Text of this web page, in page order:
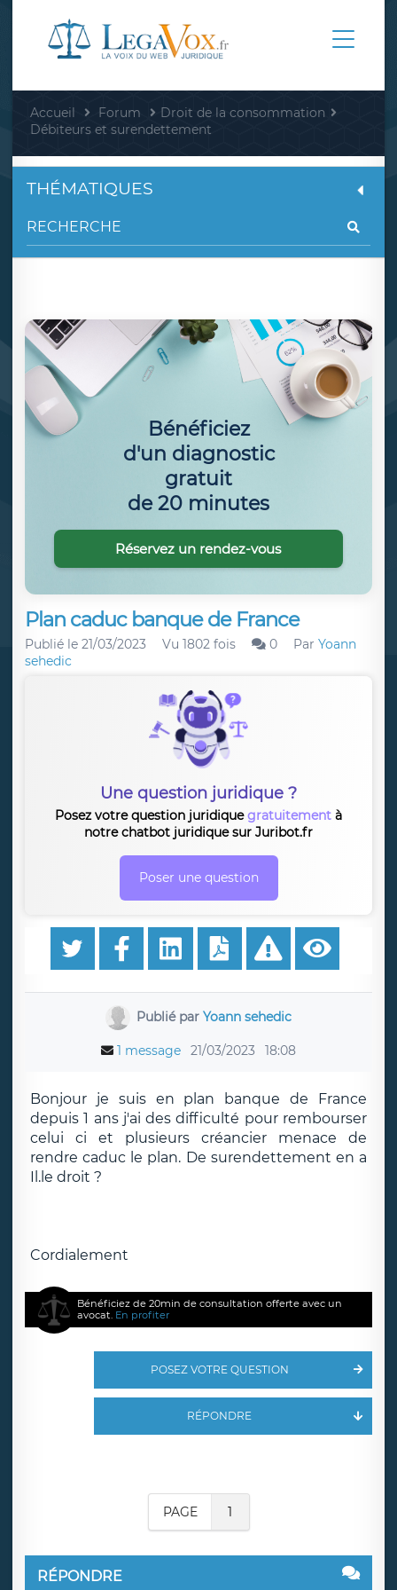
Accueil Forum
Droit de la consommation
Débiteurs et surendettement
Plan caduc banque de France
Publié le 21/03/2023 Vu 1802 fois 0 Par Yoann
sehedic
Une question juridique ?
Posez votre question juridiquegratuitement à
notre chatbot juridique sur Juribot.fr
Poser une question
Publié parYoann sehedic
1 message 21/03/2023 18:08
Bonjour je suis en plan banque de France
depuis 1 ans j'ai des difficulté pour rembourser
celui ci et plusieurs créancier menace de
rendre caduc le plan. De surendettement en a
Il.le droit ?
Cordialement
Bénéficiez de 20min de consultation offerte avec un
avocat. En profiter
POSEZ VOTRE QUESTION
RÉPONDRE
PAGE 1
RÉPONDRE
THÉMATIQUES
Bénéficiez
d'un diagnostic
gratuit
de 20 minutes
Réservez un rendez-vous